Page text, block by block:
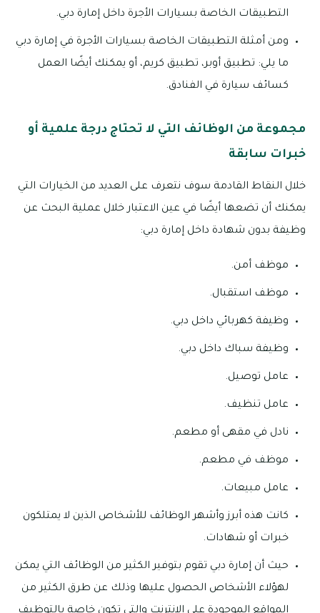
التطبيقات الخاصة بسيارات الأجرة داخل إمارة دبي.
ومن أمثلة التطبيقات الخاصة بسيارات الأجرة في إمارة دبي
ما يلي: تطبيق أوبر، تطبيق كريم، أو يمكنك أيضًا العمل
كسائف سيارة في الفنادق.
مجموعة من الوظائف التي لا تحتاج درجة علمية أو
خبرات سابقة
خلال النقاط القادمة سوف نتعرف على العديد من الخيارات التي
يمكنك أن تضعها أيضًا في عين الاعتبار خلال عملية البحث عن
وظيفة بدون شهادة داخل إمارة دبي:
موظف أمن.
موظف استقبال.
وظيفة كهربائي داخل دبي.
وظيفة سباك داخل دبي.
عامل توصيل.
عامل تنظيف.
نادل في مقهى أو مطعم.
موظف في مطعم.
عامل مبيعات.
كانت هذه أبرز وأشهر الوظائف للأشخاص الذين لا يمتلكون
خبرات أو شهادات.
حيث أن إمارة دبي تقوم بتوفير الكثير من الوظائف التي يمكن
لهؤلاء الأشخاص الحصول عليها وذلك عن طرق الكثير من